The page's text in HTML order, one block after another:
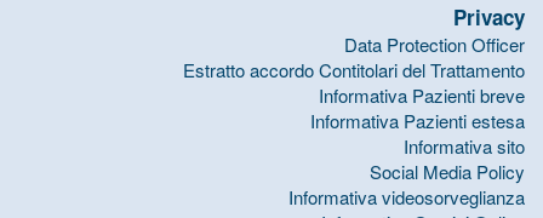
Privacy
Data Protection Officer
Estratto accordo Contitolari del Trattamento
Informativa Pazienti breve
Informativa Pazienti estesa
Informativa sito
Social Media Policy
Informativa videosorveglianza